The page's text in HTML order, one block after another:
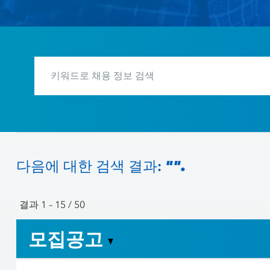
다음에 대한 검색 결과: "".
결과 1 – 15 / 50
모집공고